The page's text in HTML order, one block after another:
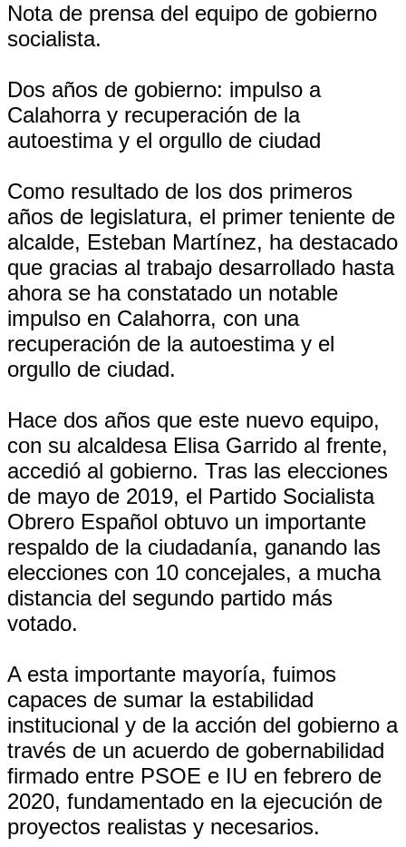
Nota de prensa del equipo de gobierno
socialista.
Dos años de gobierno: impulso a
Calahorra y recuperación de la
autoestima y el orgullo de ciudad
Como resultado de los dos primeros
años de legislatura, el primer teniente de
alcalde, Esteban Martínez, ha destacado
que gracias al trabajo desarrollado hasta
ahora se ha constatado un notable
impulso en Calahorra, con una
recuperación de la autoestima y el
orgullo de ciudad.
Hace dos años que este nuevo equipo,
con su alcaldesa Elisa Garrido al frente,
accedió al gobierno. Tras las elecciones
de mayo de 2019, el Partido Socialista
Obrero Español obtuvo un importante
respaldo de la ciudadanía, ganando las
elecciones con 10 concejales, a mucha
distancia del segundo partido más
votado.
A esta importante mayoría, fuimos
capaces de sumar la estabilidad
institucional y de la acción del gobierno a
través de un acuerdo de gobernabilidad
firmado entre PSOE e IU en febrero de
2020, fundamentado en la ejecución de
proyectos realistas y necesarios.